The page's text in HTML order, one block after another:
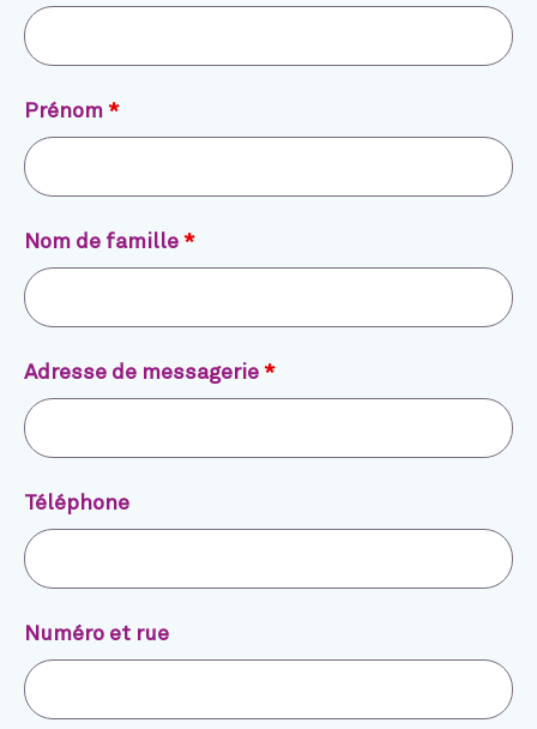
Prénom *
Nom de famille *
Adresse de messagerie *
Téléphone
Numéro et rue